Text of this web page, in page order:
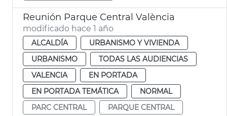
Reunión Parque Central València
modificado hace 1 año
ALCALDÍA
URBANISMO Y VIVIENDA
URBANISMO
TODAS LAS AUDIENCIAS
VALENCIA
EN PORTADA
EN PORTADA TEMÁTICA
NORMAL
PARC CENTRAL
PARQUE CENTRAL